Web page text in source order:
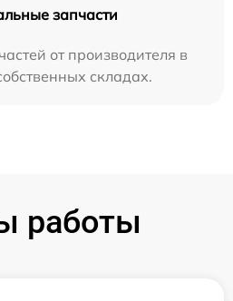
запчасти
от производителя в
складах.
работы